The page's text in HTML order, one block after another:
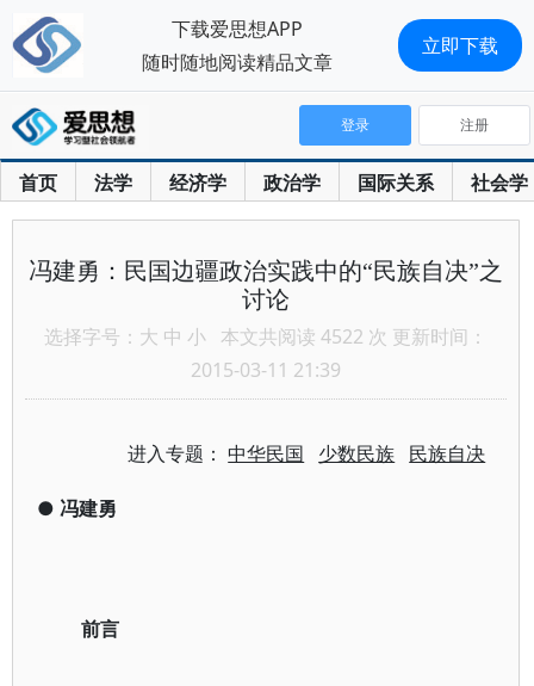
首页 法学 经济学 政治学 国际关系 社会学
登录 注册
冯建勇：民国边疆政治实践中的“民族自决”之
讨论
选择字号： 大 中 小 本文共阅读 4522 次 更新时间：
2015-03-11 21:39
进入专题：中华民国 少数民族 民族自决
● 冯建勇
前言
下载爱思想APP
随时随地阅读精品文章
立即下载